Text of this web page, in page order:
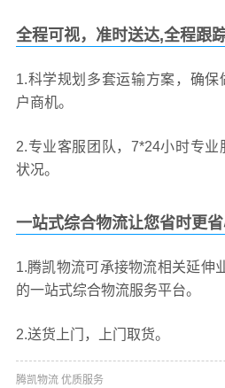
全程可视，准时送达,全程跟
1.科学规划多套运输方案，确
户商机。
2.专业客服团队，7*24小时专
状况。
一站式综合物流让您省时更
1.腾凯物流可承接物流相关延伸
的一站式综合物流服务平台。
2.送货上门，上门取货。
腾凯物流 优质服务